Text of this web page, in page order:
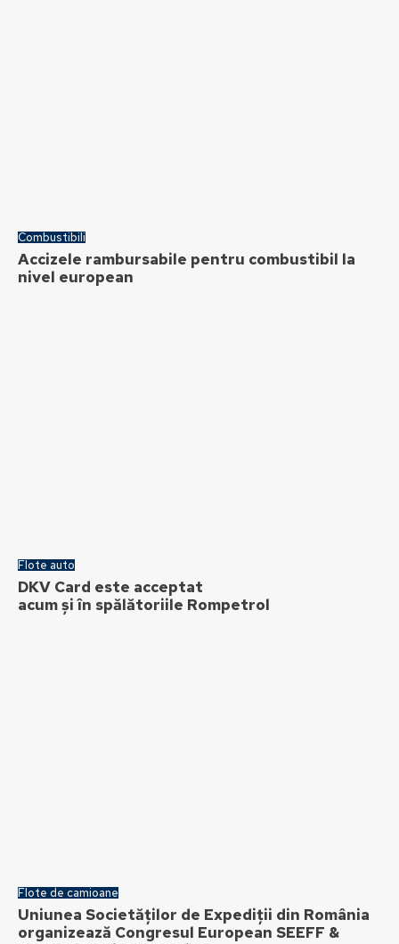
Combustibili
Accizele rambursabile pentru combustibil la
nivel european
Flote auto
DKV Card este acceptat
acum și în spălătoriile Rompetrol
Flote de camioane
Uniunea Societăților de Expediții din România
organizează Congresul European SEEFF &